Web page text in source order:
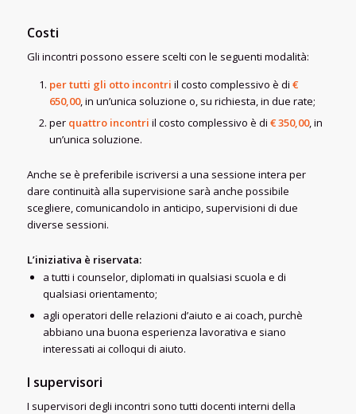
Costi
Gli incontri possono essere scelti con le seguenti modalità:
per tutti gli otto incontri il costo complessivo è di €
650,00, in un’unica soluzione o, su richiesta, in due rate;
perquattro incontri il costo complessivo è di € 350,00, in
un’unica soluzione.
Anche se è preferibile iscriversi a una sessione intera per
dare continuità alla supervisione sarà anche possibile
scegliere, comunicandolo in anticipo, supervisioni di due
diverse sessioni.
L’iniziativa è riservata:
a tutti i counselor, diplomati in qualsiasi scuola e di
qualsiasi orientamento;
agli operatori delle relazioni d’aiuto e ai coach, purchè
abbiano una buona esperienza lavorativa e siano
interessati ai colloqui di aiuto.
I supervisori
I supervisori degli incontri sono tutti docenti interni della